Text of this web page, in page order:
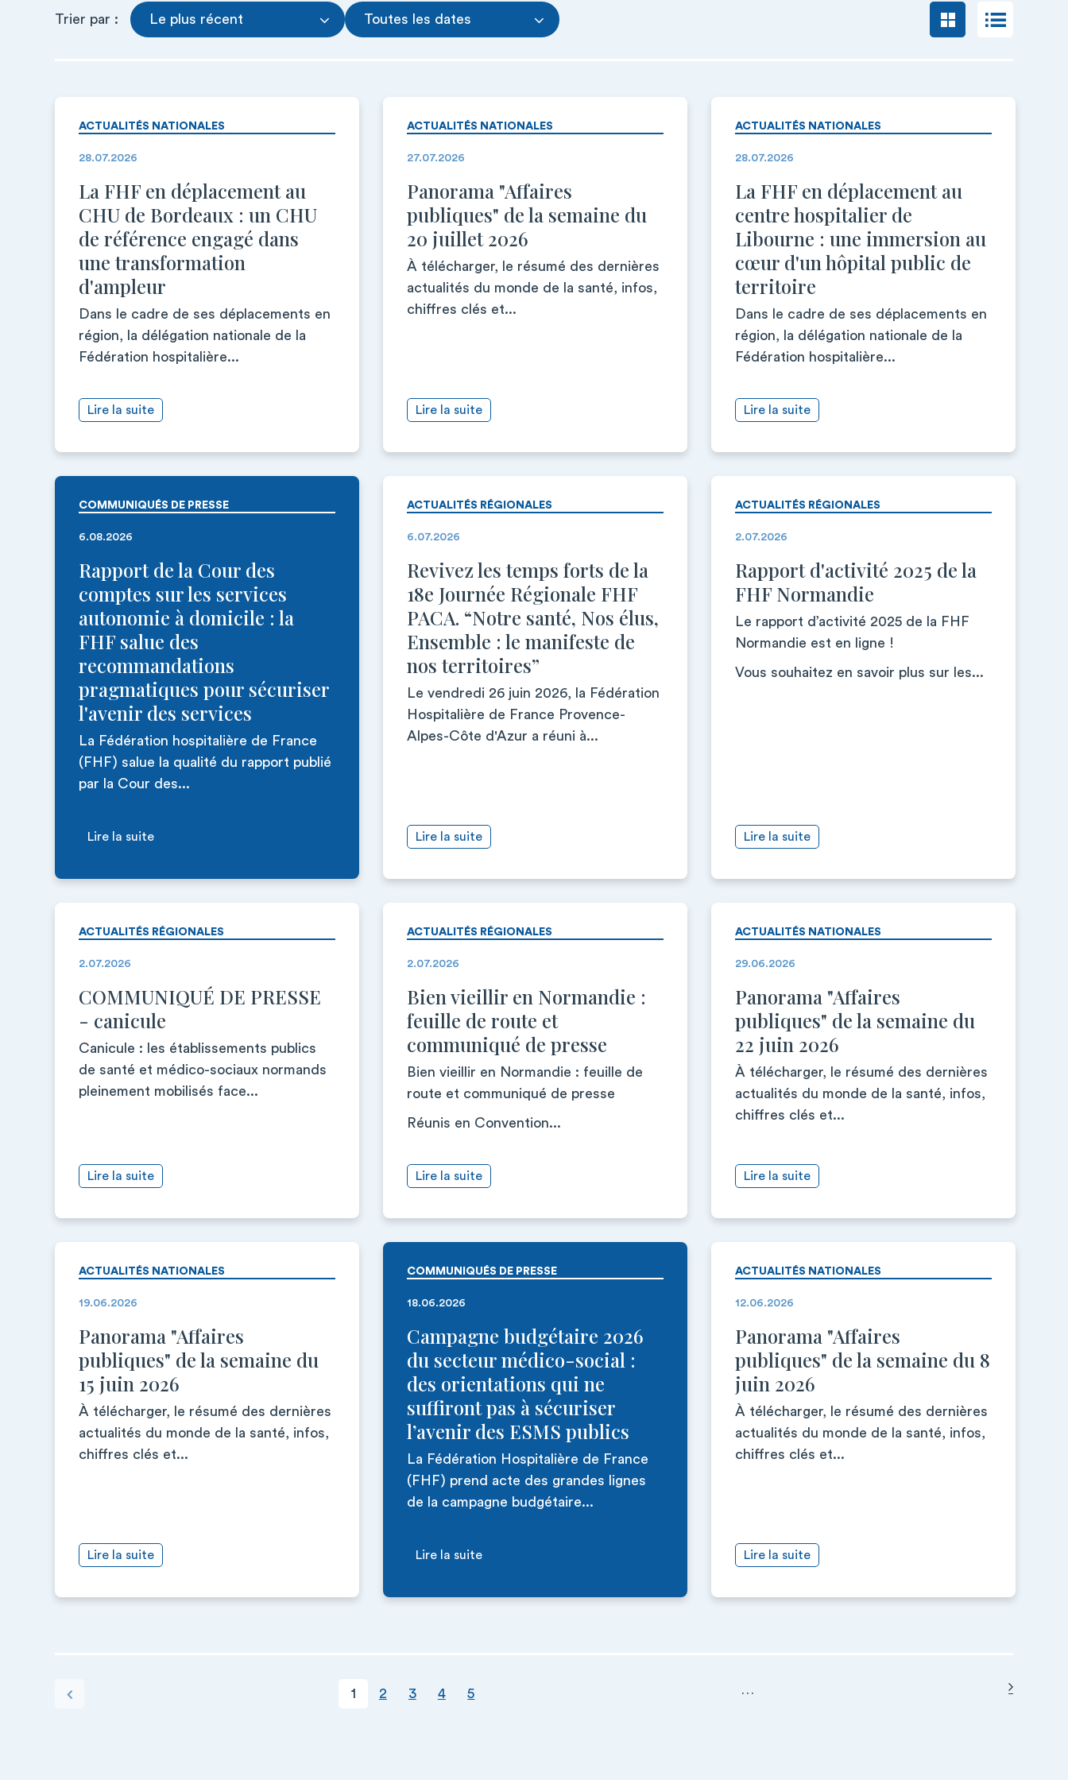
Toutes les dates
Trier par : Le plus récent
ACTUALITÉS NATIONALES
28.07.2026
La FHF en déplacement au
CHU de Bordeaux : un CHU
de référence engagé dans
une transformation
d'ampleur
Dans le cadre de ses déplacements en
région, la délégation nationale de la
Fédération hospitalière...
Lire la suite
ACTUALITÉS NATIONALES
27.07.2026
Panorama "Affaires
publiques" de la semaine du
20 juillet 2026
À télécharger, le résumé des dernières
actualités du monde de la santé, infos,
chiffres clés et...
Lire la suite
ACTUALITÉS NATIONALES
28.07.2026
La FHF en déplacement au
centre hospitalier de
Libourne : une immersion au
cœur d'un hôpital public de
territoire
Dans le cadre de ses déplacements en
région, la délégation nationale de la
Fédération hospitalière...
Lire la suite
COMMUNIQUÉS DE PRESSE
6.08.2026
Rapport de la Cour des
comptes sur les services
autonomie à domicile : la
FHF salue des
recommandations
pragmatiques pour sécuriser
l'avenir des services
La Fédération hospitalière de France
(FHF) salue la qualité du rapport publié
par la Cour des...
Lire la suite
ACTUALITÉS RÉGIONALES
6.07.2026
Revivez les temps forts de la
18e Journée Régionale FHF
PACA. “Notre santé, Nos élus,
Ensemble : le manifeste de
nos territoires”
Le vendredi 26 juin 2026, la Fédération
Hospitalière de France Provence-
Alpes-Côte d'Azur a réuni à...
Lire la suite
ACTUALITÉS RÉGIONALES
2.07.2026
Rapport d'activité 2025 de la
FHF Normandie
Le rapport d’activité 2025 de la FHF
Normandie est en ligne !
Vous souhaitez en savoir plus sur les...
Lire la suite
ACTUALITÉS RÉGIONALES
2.07.2026
COMMUNIQUÉ DE PRESSE
- canicule
Canicule : les établissements publics
de santé et médico-sociaux normands
pleinement mobilisés face...
Lire la suite
ACTUALITÉS RÉGIONALES
2.07.2026
Bien vieillir en Normandie :
feuille de route et
communiqué de presse
Bien vieillir en Normandie : feuille de
route et communiqué de presse
Réunis en Convention...
Lire la suite
ACTUALITÉS NATIONALES
29.06.2026
Panorama "Affaires
publiques" de la semaine du
22 juin 2026
À télécharger, le résumé des dernières
actualités du monde de la santé, infos,
chiffres clés et...
Lire la suite
ACTUALITÉS NATIONALES
19.06.2026
Panorama "Affaires
publiques" de la semaine du
15 juin 2026
À télécharger, le résumé des dernières
actualités du monde de la santé, infos,
chiffres clés et...
Lire la suite
COMMUNIQUÉS DE PRESSE
18.06.2026
Campagne budgétaire 2026
du secteur médico-social :
des orientations qui ne
suffiront pas à sécuriser
l’avenir des ESMS publics
La Fédération Hospitalière de France
(FHF) prend acte des grandes lignes
de la campagne budgétaire...
Lire la suite
ACTUALITÉS NATIONALES
12.06.2026
Panorama "Affaires
publiques" de la semaine du 8
juin 2026
À télécharger, le résumé des dernières
actualités du monde de la santé, infos,
chiffres clés et...
Lire la suite
PAGINATION
Page précédente Page courante
1 Page
2 Page
3 Page
4 Page
5 … Page